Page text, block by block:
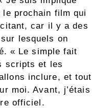
prochain film qui
car il y a des
lesquels on
« Le simple fait
scripts et les
inclure, et tout
moi. Avant, j’étais
officiel.